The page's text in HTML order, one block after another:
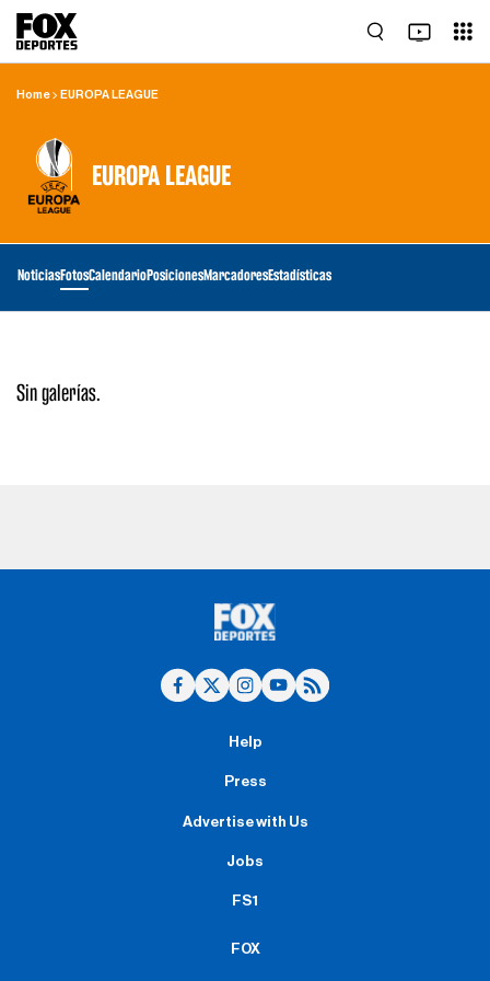
Home EUROPA LEAGUE
EUROPA LEAGUE
NoticiasFotosCalendarioPosicionesMarcadoresEstadísticas
Sin galerías.
Help
Press
Advertise with Us
Jobs
FS1
FOX